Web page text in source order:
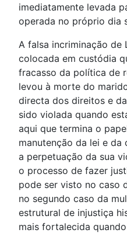
imediatamente levada
operada no próprio dia
A falsa incriminação de
colocada em custódia
fracasso da política de
levou à morte do
directa dos direitos e
sido violada quando
aqui que termina o
manutenção da lei e da
a perpetuação da sua
o processo de fazer
pode ser visto no caso
no segundo caso da
estrutural de injustiça
mais fortalecida